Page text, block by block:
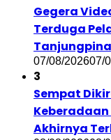
Gegera
Terduga
07/08/202607/
3
Sempat
Keberadaan
Akhirnya